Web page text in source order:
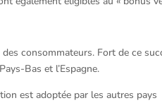
consommateurs. Fort de ce
Bas et l’Espagne.
est adoptée par les autres pays